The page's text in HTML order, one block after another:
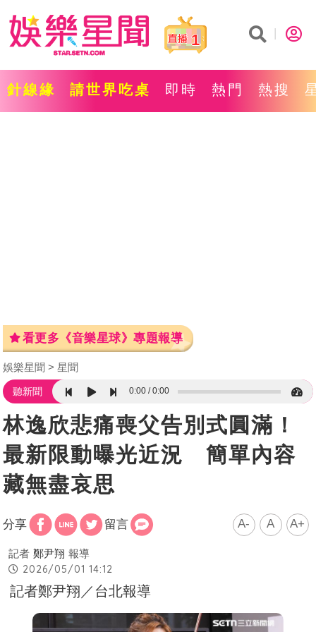
1
針線緣 請世界吃桌 即時 熱門 熱搜
看更多《音樂星球》專題報導
娛樂星聞 星聞
聽新聞 0:00 0:00
林逸欣悲痛喪父告別式圓滿！
最新限動曝光近況 簡單內容
藏無盡哀思
分享 留言 A- A A+
記者 鄭尹翔 報導
2026/05/01 14:12
記者鄭尹翔／台北報導